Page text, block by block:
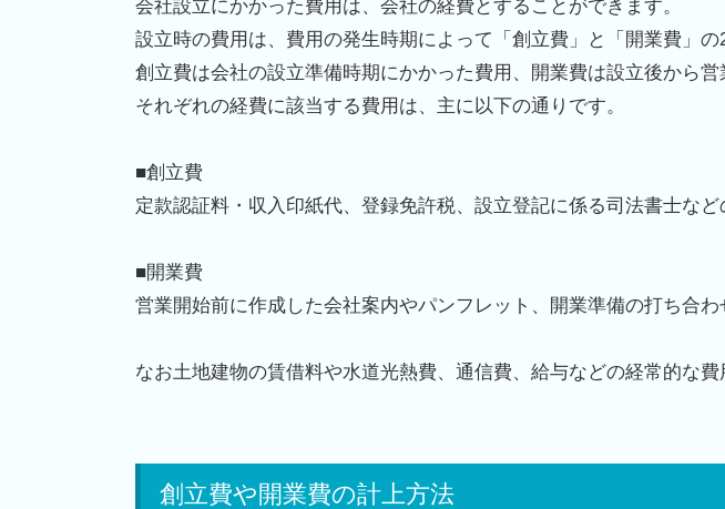
会社設立にかかった費用は、会社の経費とすることができます。
設立時の費用は、費用の発生時期によって「創立費」と「開業費」の
創立費は会社の設立準備時期にかかった費用、開業費は設立後から営
それぞれの経費に該当する費用は、主に以下の通りです。
■創立費
定款認証料・収入印紙代、登録免許税、設立登記に係る司法書士な
■開業費
営業開始前に作成した会社案内やパンフレット、開業準備の打ち合
なお土地建物の賃借料や水道光熱費、通信費、給与などの経常的な
創立費や開業費の計上方法